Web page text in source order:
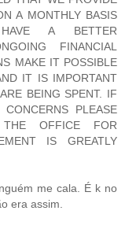
A MONTHLY BASIS
A BETTER
FINANCIAL
MAKE IT POSSIBLE
IT IS IMPORTANT
BEING SPENT. IF
PLEASE
OFFICE FOR
IS GREATLY
me cala. É k no
era assim.